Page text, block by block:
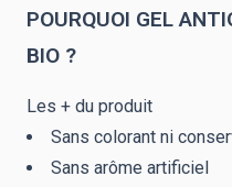
POURQUOI GEL
BIO ?
Les + du produit
Sans colorant ni
Sans arôme artificiel